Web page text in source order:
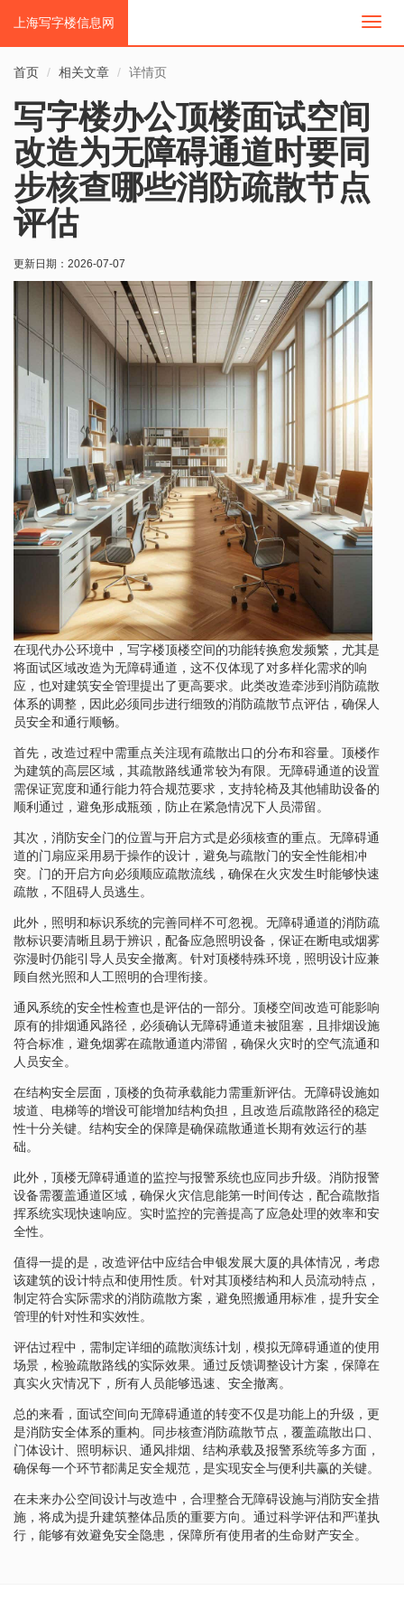
切
上海写字楼信息网
首页 相关文章 详情页
写字楼办公顶楼面试空间
改造为无障碍通道时要同
步核查哪些消防疏散节点
评估
更新日期： 2026-07-07
在现代办公环境中，写字楼顶楼空间的功能转换愈发频繁，尤其是
将面试区域改造为无障碍通道，这不仅体现了对多样化需求的响
应，也对建筑安全管理提出了更高要求。此类改造牵涉到消防疏散
体系的调整，因此必须同步进行细致的消防疏散节点评估，确保人
员安全和通行顺畅。
首先，改造过程中需重点关注现有疏散出口的分布和容量。顶楼作
为建筑的高层区域，其疏散路线通常较为有限。无障碍通道的设置
需保证宽度和通行能力符合规范要求，支持轮椅及其他辅助设备的
顺利通过，避免形成瓶颈，防止在紧急情况下人员滞留。
其次，消防安全门的位置与开启方式是必须核查的重点。无障碍通
道的门扇应采用易于操作的设计，避免与疏散门的安全性能相冲
突。门的开启方向必须顺应疏散流线，确保在火灾发生时能够快速
疏散，不阻碍人员逃生。
此外，照明和标识系统的完善同样不可忽视。无障碍通道的消防疏
散标识要清晰且易于辨识，配备应急照明设备，保证在断电或烟雾
弥漫时仍能引导人员安全撤离。针对顶楼特殊环境，照明设计应兼
顾自然光照和人工照明的合理衔接。
通风系统的安全性检查也是评估的一部分。顶楼空间改造可能影响
原有的排烟通风路径，必须确认无障碍通道未被阻塞，且排烟设施
符合标准，避免烟雾在疏散通道内滞留，确保火灾时的空气流通和
人员安全。
在结构安全层面，顶楼的负荷承载能力需重新评估。无障碍设施如
坡道、电梯等的增设可能增加结构负担，且改造后疏散路径的稳定
性十分关键。结构安全的保障是确保疏散通道长期有效运行的基
础。
此外，顶楼无障碍通道的监控与报警系统也应同步升级。消防报警
设备需覆盖通道区域，确保火灾信息能第一时间传达，配合疏散指
挥系统实现快速响应。实时监控的完善提高了应急处理的效率和安
全性。
值得一提的是，改造评估中应结合申银发展大厦的具体情况，考虑
该建筑的设计特点和使用性质。针对其顶楼结构和人员流动特点，
制定符合实际需求的消防疏散方案，避免照搬通用标准，提升安全
管理的针对性和实效性。
评估过程中，需制定详细的疏散演练计划，模拟无障碍通道的使用
场景，检验疏散路线的实际效果。通过反馈调整设计方案，保障在
真实火灾情况下，所有人员能够迅速、安全撤离。
总的来看，面试空间向无障碍通道的转变不仅是功能上的升级，更
是消防安全体系的重构。同步核查消防疏散节点，覆盖疏散出口、
门体设计、照明标识、通风排烟、结构承载及报警系统等多方面，
确保每一个环节都满足安全规范，是实现安全与便利共赢的关键。
在未来办公空间设计与改造中，合理整合无障碍设施与消防安全措
施，将成为提升建筑整体品质的重要方向。通过科学评估和严谨执
行，能够有效避免安全隐患，保障所有使用者的生命财产安全。